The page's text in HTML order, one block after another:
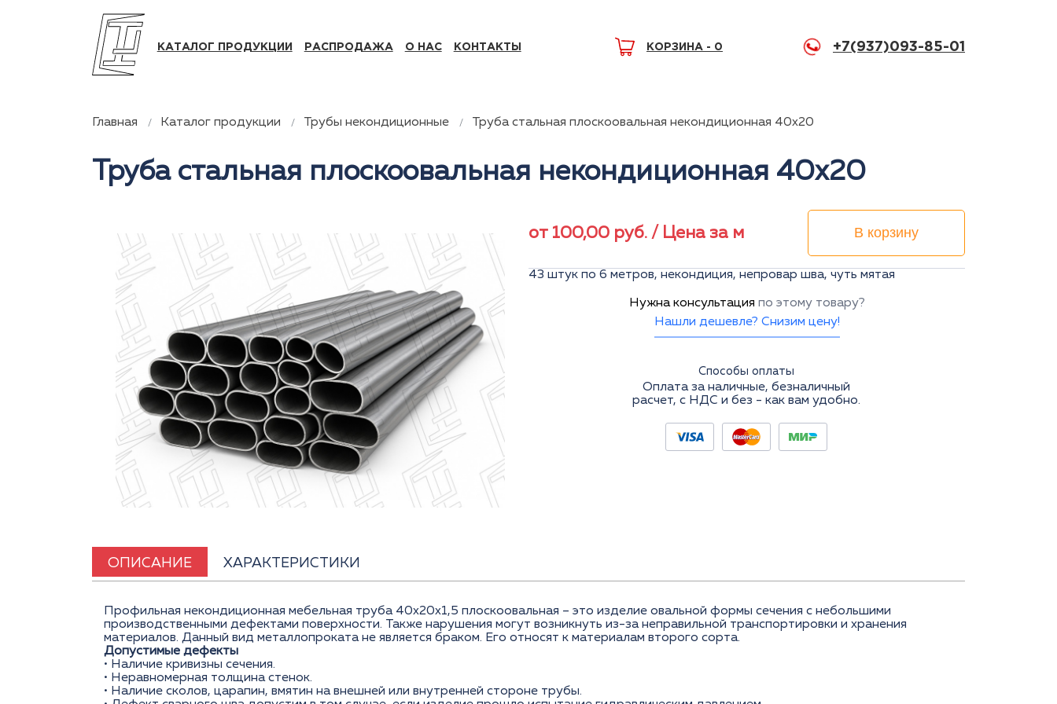
КАТАЛОГ ПРОДУКЦИИ РАСПРОДАЖА О НАС КОНТАКТЫ КОРЗИНА - 0 +7(937)093-85-01
Главная Каталог продукции Трубы некондиционные Труба стальная плоскоовальная некондиционная 40x20
Труба стальная плоскоовальная некондиционная 40x20
от 100,00 руб. / Цена за м В корзину
43 штук по 6 метров, некондиция, непровар шва, чуть мятая
Нужна консультация по этому товару?
Нашли дешевле? Снизим цену!
Способы оплаты
Оплата за наличные, безналичный
расчет, с НДС и без - как вам удобно.
ОПИСАНИЕ ХАРАКТЕРИСТИКИ
Профильная некондиционная мебельная труба 40x20х1,5 плоскоовальная – это изделие овальной формы сечения с небольшими
производственными дефектами поверхности. Также нарушения могут возникнуть из-за неправильной транспортировки и хранения
материалов. Данный вид металлопроката не является браком. Его относят к материалам второго сорта.
Допустимые дефекты
• Наличие кривизны сечения.
• Неравномерная толщина стенок.
• Наличие сколов, царапин, вмятин на внешней или внутренней стороне трубы.